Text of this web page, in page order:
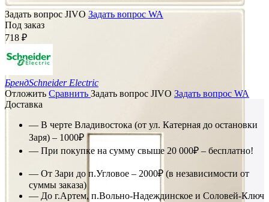
Задать вопрос JIVO Задать вопрос WA
Под заказ
718 ₽
БрендSchneider Electric
Отложить Сравнить Задать вопрос JIVO Задать вопрос WA
Доставка
— В черте Владивостока (от ул. Катерная до остановки
Заря) – 1000₽
— При покупке на сумму свыше 20 000₽ – бесплатно!
— От Зари до п.Угловое – 2000₽ (в независимости от
суммы заказа)
— До г.Артем, п.Вольно-Надеждинское и Соловей-Ключ